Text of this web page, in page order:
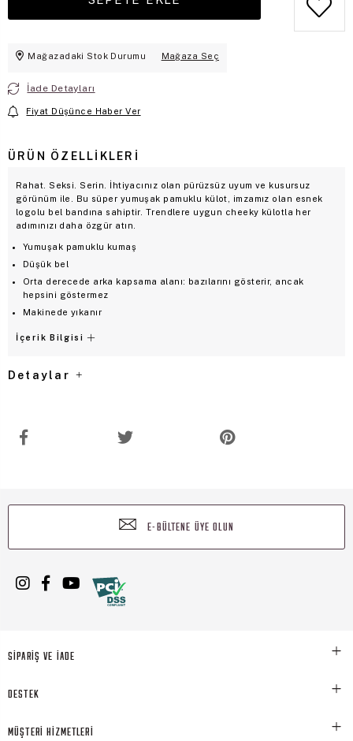
Mağazadaki Stok Durumu Mağaza Seç
İade Detayları
Fiyat Düşünce Haber Ver
ÜRÜN ÖZELLIKLERI
Rahat. Seksi. Serin. İhtiyacınız olan pürüzsüz uyum ve kusursuz
görünüm ile. Bu süper yumuşak pamuklu külot, imzamız olan esnek
logolu bel bandına sahiptir. Trendlere uygun cheeky külotla her
adımınızı daha özgür atın.
Yumuşak pamuklu kumaş
Düşük bel
Orta derecede arka kapsama alanı: bazılarını gösterir, ancak
hepsini göstermez
Makinede yıkanır
İçerik Bilgisi
Detaylar
E-BÜLTENE ÜYE OLUN
SİPARİŞ VE İADE
DESTEK
MÜŞTERİ HİZMETLERİ